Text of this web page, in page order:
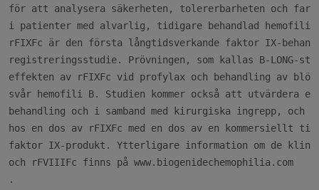
för att analysera säkerheten, tolererbarheten och
i patienter med alvarlig, tidigare behandlad hemofili
rFIXFc är den första långtidsverkande faktor IX-
registreringsstudie. Prövningen, som kallas B-LONG-
effekten av rFIXFc vid profylax och behandling av
svår hemofili B. Studien kommer också att utvärdera
behandling och i samband med kirurgiska ingrepp, och
hos en dos av rFIXFc med en dos av en kommersiellt
faktor IX-produkt. Ytterligare information om de
.